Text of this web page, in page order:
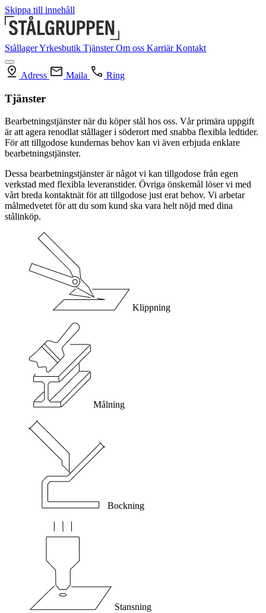
Skippa till innehåll
StållagerYrkesbutik TjänsterOm oss KarriärKontakt
Adress Maila Ring
Tjänster
Bearbetningstjänster när du köper stål hos oss. Vår primära uppgift
är att agera renodlat stållager i söderort med snabba flexibla ledtider.
För att tillgodose kundernas behov kan vi även erbjuda enklare
bearbetningstjänster.
Dessa bearbetningstjänster är något vi kan tillgodose från egen
verkstad med flexibla leveranstider. Övriga önskemål löser vi med
vårt breda kontaktnät för att tillgodose just erat behov. Vi arbetar
målmedvetet för att du som kund ska vara helt nöjd med dina
stålinköp.
Klippning
Målning
Bockning
Stansning